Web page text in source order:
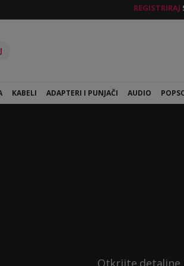
REGISTRIRAJ
KABELI ADAPTERI I PUNJAČI AUDIO
Otkrijte detaljne